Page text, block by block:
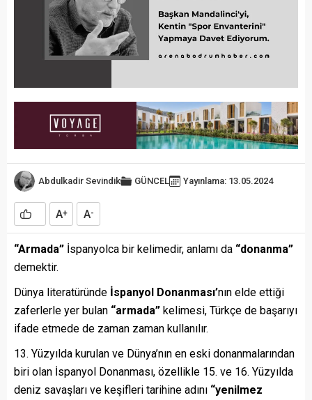
Abdulkadir Sevindik GÜNCEL Yayınlama: 13.05.2024
A+ A-
“Armada” İspanyolca bir kelimedir, anlamı da “donanma”
demektir.
Dünya literatüründe İspanyol Donanması’nın elde ettiği
zaferlerle yer bulan “armada” kelimesi, Türkçe de başarıyı
ifade etmede de zaman zaman kullanılır.
13. Yüzyılda kurulan ve Dünya’nın en eski donanmalarından
biri olan İspanyol Donanması, özellikle 15. ve 16. Yüzyılda
deniz savaşları ve keşifleri tarihine adını “yenilmez